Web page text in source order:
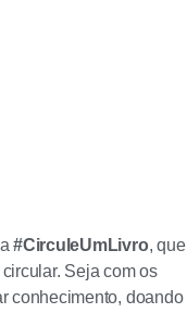
#CirculeUmLivro, que
Seja com os
conhecimento, doando